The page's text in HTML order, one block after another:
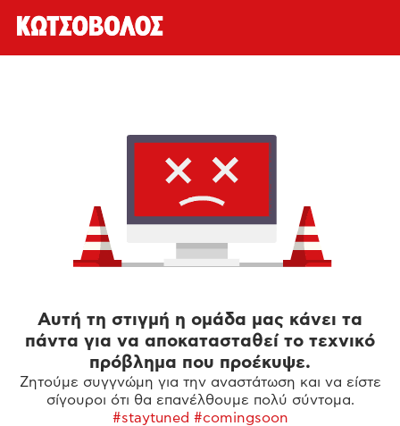
Αυτή τη στιγμή η ομάδα μας κάνει τα
πάντα για να αποκατασταθεί το τεχνικό
πρόβλημα που προέκυψε.
Ζητούμε συγγνώμη για την αναστάτωση και να είστε
σίγουροι ότι θα επανέλθουμε πολύ σύντομα.
#staytuned #comingsoon